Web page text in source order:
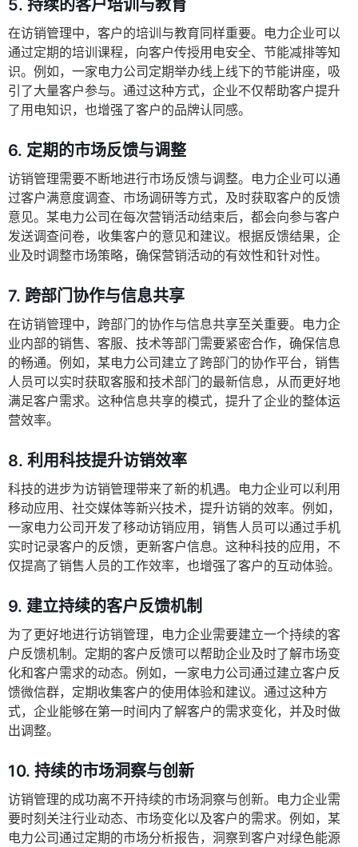
5. 持续的客户培训与教育
在访销管理中，客户的培训与教育同样重要。电力企业可以
通过定期的培训课程，向客户传授用电安全、节能减排等知
识。例如，一家电力公司定期举办线上线下的节能讲座，吸
引了大量客户参与。通过这种方式，企业不仅帮助客户提升
了用电知识，也增强了客户的品牌认同感。
6. 定期的市场反馈与调整
访销管理需要不断地进行市场反馈与调整。电力企业可以通
过客户满意度调查、市场调研等方式，及时获取客户的反馈
意见。某电力公司在每次营销活动结束后，都会向参与客户
发送调查问卷，收集客户的意见和建议。根据反馈结果，企
业及时调整市场策略，确保营销活动的有效性和针对性。
7. 跨部门协作与信息共享
在访销管理中，跨部门的协作与信息共享至关重要。电力企
业内部的销售、客服、技术等部门需要紧密合作，确保信息
的畅通。例如，某电力公司建立了跨部门的协作平台，销售
人员可以实时获取客服和技术部门的最新信息，从而更好地
满足客户需求。这种信息共享的模式，提升了企业的整体运
营效率。
8. 利用科技提升访销效率
科技的进步为访销管理带来了新的机遇。电力企业可以利用
移动应用、社交媒体等新兴技术，提升访销的效率。例如，
一家电力公司开发了移动访销应用，销售人员可以通过手机
实时记录客户的反馈，更新客户信息。这种科技的应用，不
仅提高了销售人员的工作效率，也增强了客户的互动体验。
9. 建立持续的客户反馈机制
为了更好地进行访销管理，电力企业需要建立一个持续的客
户反馈机制。定期的客户反馈可以帮助企业及时了解市场变
化和客户需求的动态。例如，一家电力公司通过建立客户反
馈微信群，定期收集客户的使用体验和建议。通过这种方
式，企业能够在第一时间内了解客户的需求变化，并及时做
出调整。
10. 持续的市场洞察与创新
访销管理的成功离不开持续的市场洞察与创新。电力企业需
要时刻关注行业动态、市场变化以及客户的需求。例如，某
电力公司通过定期的市场分析报告，洞察到客户对绿色能源